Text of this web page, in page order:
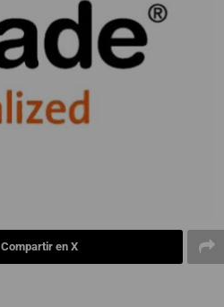
Compartir en X